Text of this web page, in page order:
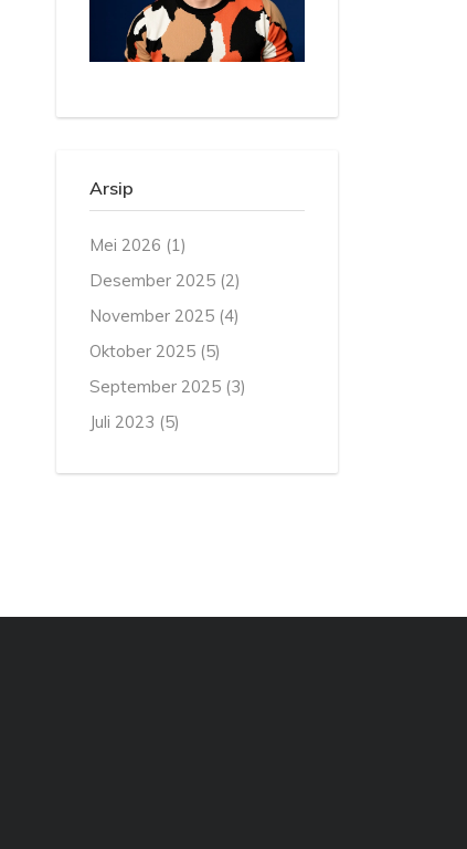
Arsip
Mei 2026 (1)
Desember 2025 (2)
November 2025 (4)
Oktober 2025 (5)
September 2025 (3)
Juli 2023 (5)